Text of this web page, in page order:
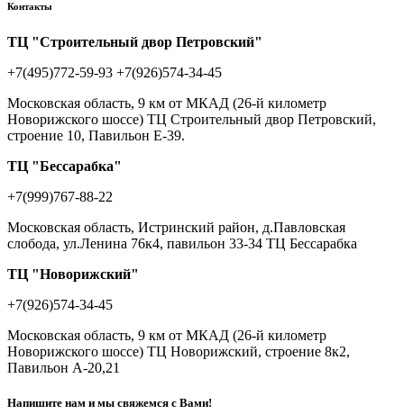
Контакты
ТЦ "Строительный двор Петровский"
+7(495)772-59-93 +7(926)574-34-45
Московская область, 9 км от МКАД (26-й километр
Новорижского шоссе) ТЦ Строительный двор Петровский,
строение 10, Павильон Е-39.
ТЦ "Бессарабка"
+7(999)767-88-22
Московская область, Истринский район, д.Павловская
слобода, ул.Ленина 76к4, павильон 33-34 ТЦ Бессарабка
ТЦ "Новорижский"
+7(926)574-34-45
Московская область, 9 км от МКАД (26-й километр
Новорижского шоссе) ТЦ Новорижский, строение 8к2,
Павильон А-20,21
Напишите нам и мы свяжемся с Вами!